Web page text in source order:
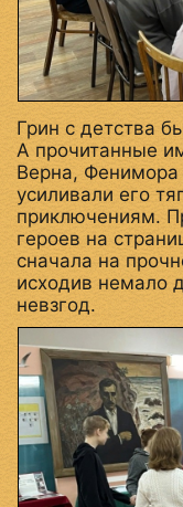
Грин с детства
А прочитанные
Верна, Фенимора
усиливали его
приключениям.
героев на
сначала на
исходив немало
невзгод.